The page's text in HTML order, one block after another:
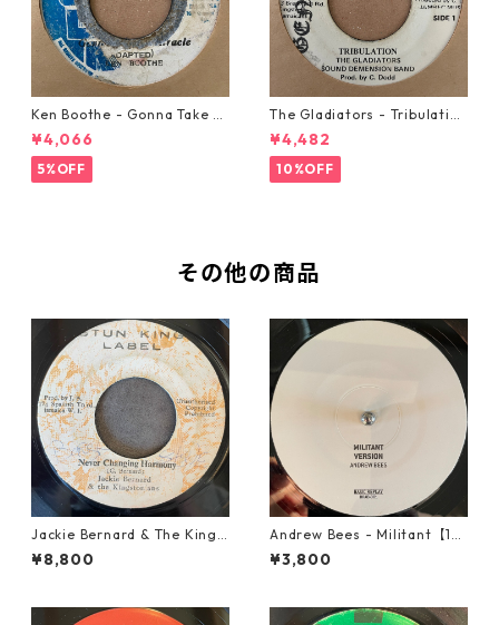
Ken Boothe - Gonna Take A
Miracle【7-21362】
¥4,066
5%OFF
The Gladiators - Tribulation
【7-21365】
¥4,482
10%OFF
その他の商品
Jackie Bernard & The Kings
tonians - Never Changing H
armony【7-21948】
¥8,800
Andrew Bees ‎- Militant【12-
50066】
¥3,800